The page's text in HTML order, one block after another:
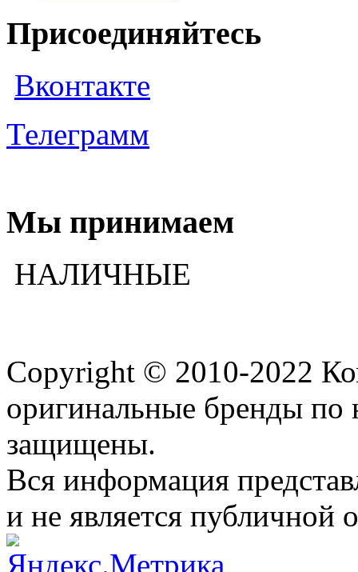
Присоединяйтесь
Вконтакте
Телеграмм
Мы принимаем
НАЛИЧНЫЕ
Copyright © 2010-2022
оригинальные бренды по
защищены.
Вся информация
и не является публичной